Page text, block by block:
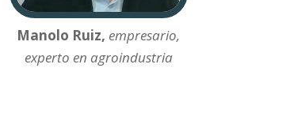
Manolo Ruiz, empresario,
experto en agroindustria